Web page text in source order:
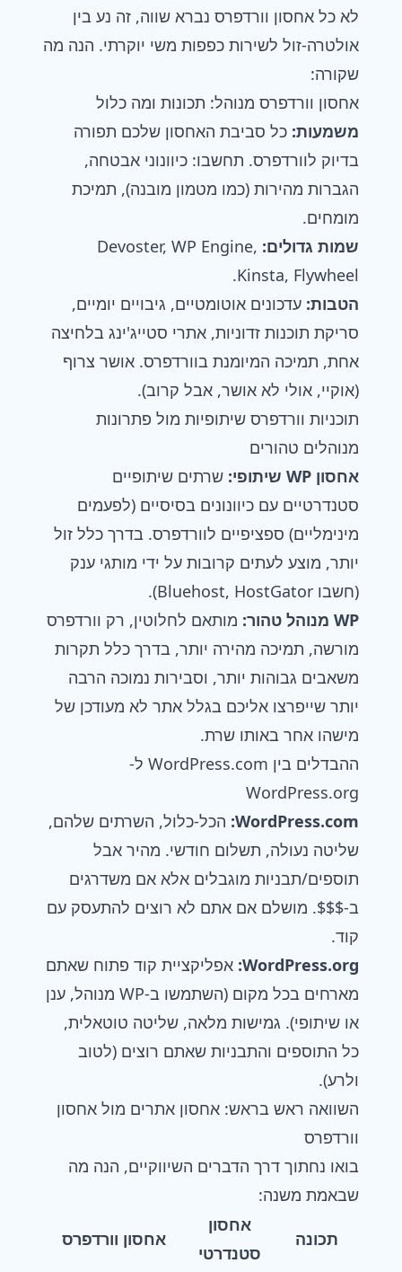
לא כל אחסון וורדפרס נברא שווה, זה נע בין
אולטרה-זול לשירות כפפות משי יוקרתי. הנה מה
שקורה:
אחסון וורדפרס מנוהל: תכונות ומה כלול
משמעות: כל סביבת האחסון שלכם תפורה
בדיוק לוורדפרס. תחשבו: כיוונוני אבטחה,
הגברות מהירות (כמו מטמון מובנה), תמיכת
מומחים.
שמות גדולים: Devoster, WP Engine,
Kinsta, Flywheel.
הטבות: עדכונים אוטומטיים, גיבויים יומיים,
סריקת תוכנות זדוניות, אתרי סטייג'ינג בלחיצה
אחת, תמיכה המיומנת בוורדפרס. אושר צרוף
(אוקיי, אולי לא אושר, אבל קרוב).
תוכניות וורדפרס שיתופיות מול פתרונות
מנוהלים טהורים
אחסון WP שיתופי:
שרתים שיתופיים
סטנדרטיים עם כיוונונים בסיסיים (לפעמים
מינימליים) ספציפיים לוורדפרס. בדרך כלל זול
יותר, מוצע לעתים קרובות על ידי מותגי ענק
(חשבו Bluehost, HostGator).
WP מנוהל טהור:
מותאם לחלוטין, רק וורדפרס
מורשה, תמיכה מהירה יותר, בדרך כלל תקרות
משאבים גבוהות יותר, וסבירות נמוכה הרבה
יותר שייפרצו אליכם בגלל אתר לא מעודכן של
מישהו אחר באותו שרת.
ההבדלים בין WordPress.com ל-
WordPress.org
WordPress.com: הכל-כלול, השרתים שלהם,
שליטה נעולה, תשלום חודשי. מהיר אבל
תוספים/תבניות מוגבלים אלא אם משדרגים
ב-$$$. מושלם אם אתם לא רוצים להתעסק עם
קוד.
WordPress.org: אפליקציית קוד פתוח שאתם
מארחים בכל מקום (השתמשו ב-WP מנוהל, ענן
או שיתופי). גמישות מלאה, שליטה טוטאלית,
כל התוספים והתבניות שאתם רוצים (לטוב
ולרע).
השוואה ראש בראש: אחסון אתרים מול אחסון
וורדפרס
בואו נחתוך דרך הדברים השיווקיים, הנה מה
שבאמת משנה:
תכונה
אחסון
סטנדרטי
אחסון וורדפרס